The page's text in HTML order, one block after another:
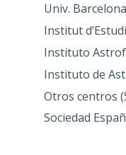
Univ. Barcelona
Institut
Instituto
Instituto de
Otros centros
Sociedad